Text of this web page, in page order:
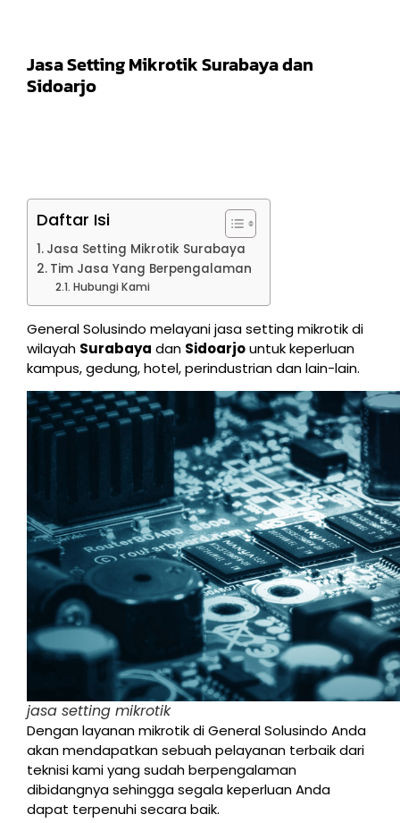
Jasa Setting Mikrotik Surabaya dan
Sidoarjo
Daftar Isi
Jasa Setting Mikrotik Surabaya
Tim Jasa Yang Berpengalaman
Hubungi Kami
General Solusindo melayani jasa setting mikrotik di
wilayah Surabaya dan Sidoarjountuk keperluan
kampus, gedung, hotel, perindustrian dan lain-lain.
jasa setting mikrotik
Dengan layanan mikrotik di General Solusindo Anda
akan mendapatkan sebuah pelayanan terbaik dari
teknisi kami yang sudah berpengalaman
dibidangnya sehingga segala keperluan Anda
dapat terpenuhi secara baik.